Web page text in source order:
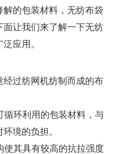
的包装材料，无纺布袋
面让我们来了解一下无纺
应用。
过纺网机纺制而成的布
循环利用的包装材料，与
境的负担。
使其具有较高的抗拉强度